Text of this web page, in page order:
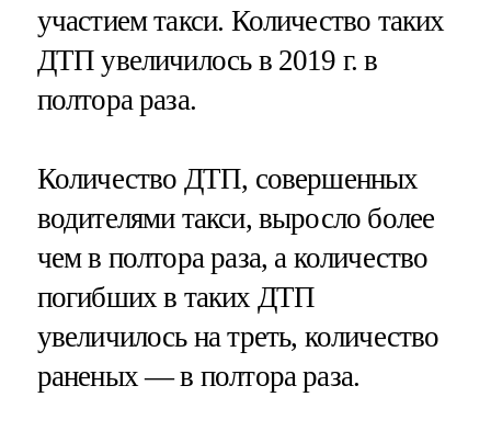
участием такси. Количество таких
ДТП увеличилось в 2019 г. в
полтора раза.
Количество ДТП, совершенных
водителями такси, выросло более
чем в полтора раза, а количество
погибших в таких ДТП
увеличилось на треть, количество
раненых — в полтора раза.